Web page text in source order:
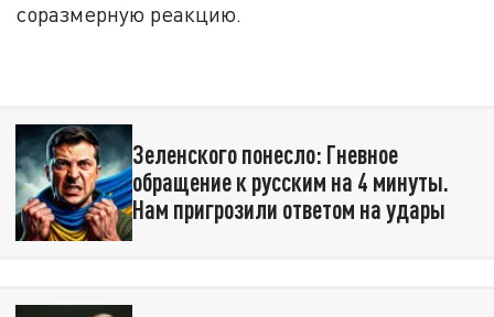
соразмерную реакцию.
Зеленского понесло: Гневное
обращение к русским на 4 минуты.
Нам пригрозили ответом на удары